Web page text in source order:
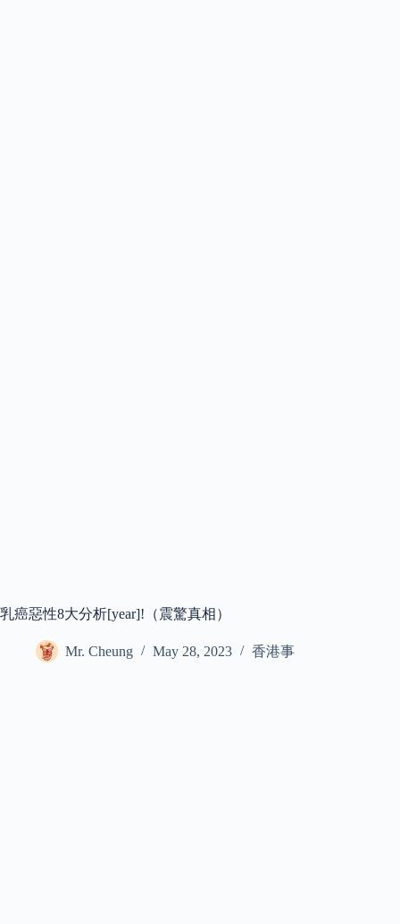
乳癌惡性8大分析[year]!（震驚真相）
Mr. Cheung May 28, 2023 香港事